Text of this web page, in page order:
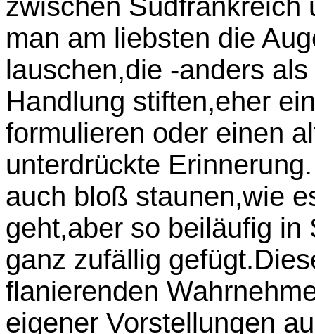
zwischen Südfrankreich
man am liebsten die
lauschen,die -anders
Handlung stiften,eher
formulieren oder einen
unterdrückte
auch bloß staunen,wie
geht,aber so beiläufig
ganz zufällig
flanierenden
eigener Vorstellungen